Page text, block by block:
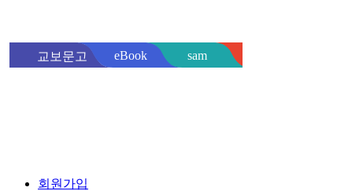
교보문고 eBook sam
회원가입